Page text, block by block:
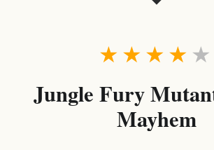
★
★
★
★
★
Jungle Fury
Mayhem